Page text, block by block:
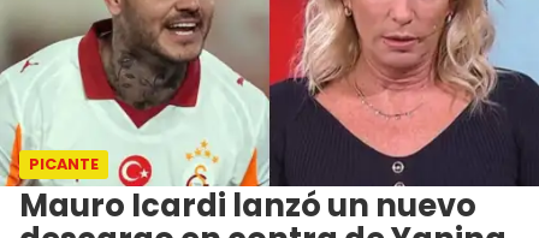
PICANTE
Mauro Icardi lanzó un nuevo